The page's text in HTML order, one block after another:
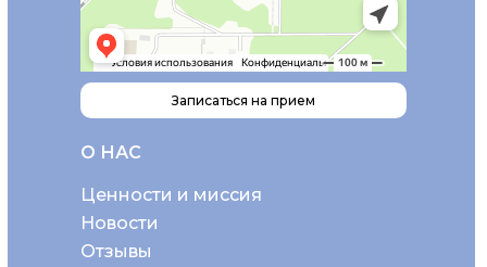
О НАС
Ценности и миссия
Новости
Отзывы
Записаться на прием